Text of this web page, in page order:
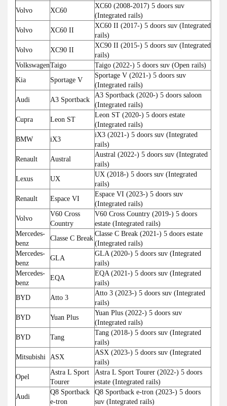
Volvo
XC60
XC60 (2008-2017) 5 doors suv
(Integrated rails)
Volvo
XC60 II
XC60 II (2017-) 5 doors suv (Integrated
rails)
Volvo
XC90 II
XC90 II (2015-) 5 doors suv (Integrated
rails)
VolkswagenTaigo
Taigo (2022-) 5 doors suv (Open rails)
Kia
Sportage V
Sportage V (2021-) 5 doors suv
(Integrated rails)
Audi
A3 Sportback
A3 Sportback (2020-) 5 doors saloon
(Integrated rails)
Cupra
Leon ST
Leon ST (2020-) 5 doors estate
(Integrated rails)
BMW
iX3
iX3 (2021-) 5 doors suv (Integrated
rails)
Renault
Austral
Austral (2022-) 5 doors suv (Integrated
rails)
Lexus
UX
UX (2018-) 5 doors suv (Integrated
rails)
Renault
Espace VI
Espace VI (2023-) 5 doors suv
(Integrated rails)
Volvo
V60 Cross
Country
V60 Cross Country (2019-) 5 doors
estate (Integrated rails)
Mercedes-
benz
Classe C Break
Classe C Break (2021-) 5 doors estate
(Integrated rails)
Mercedes-
benz
GLA
GLA (2020-) 5 doors suv (Integrated
rails)
Mercedes-
benz
EQA
EQA (2021-) 5 doors suv (Integrated
rails)
BYD
Atto 3
Atto 3 (2023-) 5 doors suv (Integrated
rails)
BYD
Yuan Plus
Yuan Plus (2022-) 5 doors suv
(Integrated rails)
BYD
Tang
Tang (2018-) 5 doors suv (Integrated
rails)
Mitsubishi
ASX
ASX (2023-) 5 doors suv (Integrated
rails)
Opel
Astra L Sport
Tourer
Astra L Sport Tourer (2022-) 5 doors
estate (Integrated rails)
Audi
Q8 Sportback
e-tron
Q8 Sportback e-tron (2023-) 5 doors
suv (Integrated rails)